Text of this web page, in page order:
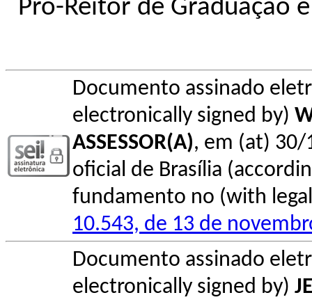
Pró-Reitor de Graduação
Documento assinado
electronically signed by)
ASSESSOR(A), em (at)
oficial de Brasília
fundamento no (with
10.543, de 13 de
Documento assinado
electronically signed by)